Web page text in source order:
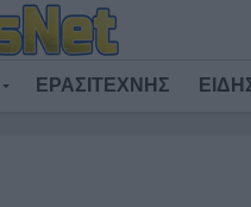
ΕΡΑΣΙΤΕΧΝΗΣ